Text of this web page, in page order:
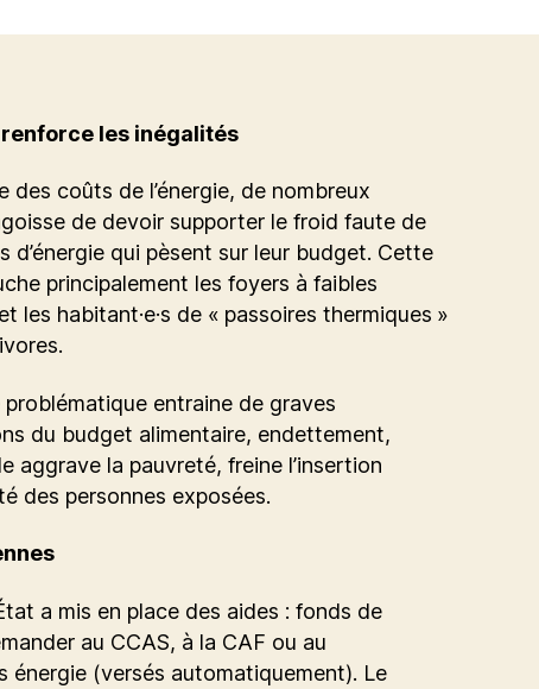
les inégalités
des coûts de l’énergie, de nombreux
de devoir supporter le froid faute de
d’énergie qui pèsent sur leur budget. Cette
principalement les foyers à faibles
les habitant·e·s de « passoires thermiques »
entraine de graves
du budget alimentaire, endettement,
aggrave la pauvreté, freine l’insertion
des personnes exposées.
a mis en place des aides : fonds de
au CCAS, à la CAF ou au
énergie (versés automatiquement). Le